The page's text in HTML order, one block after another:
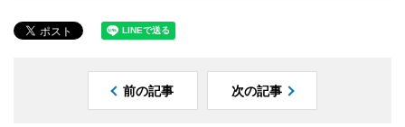
前の記事 次の記事